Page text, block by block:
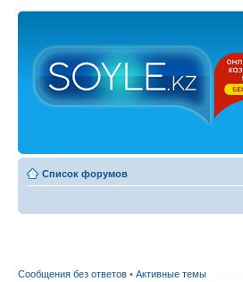
Список форумов
Сообщения без ответов • Активные темы